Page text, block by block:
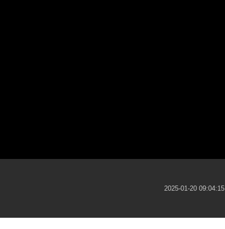
2025-01-20 09:04:15